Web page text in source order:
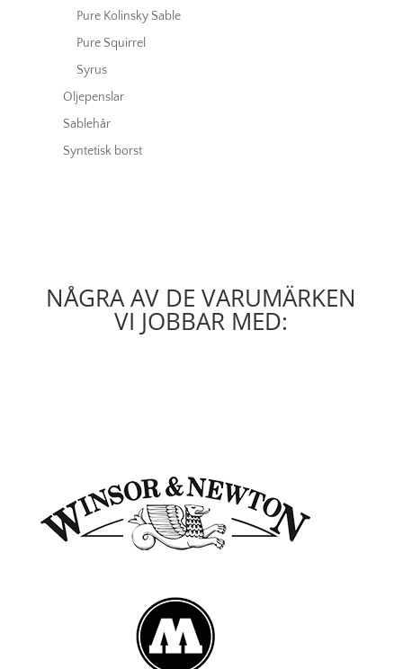
Pure Kolinsky Sable
Pure Squirrel
Syrus
Oljepenslar
Sablehår
Syntetisk borst
NÅGRA AV DE VARUMÄRKEN
VI JOBBAR MED: